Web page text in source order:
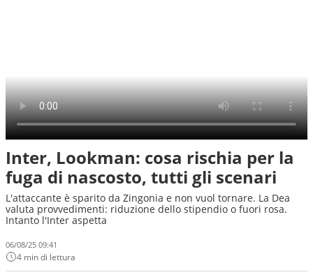
Inter, Lookman: cosa rischia per la
fuga di nascosto, tutti gli scenari
L'attaccante è sparito da Zingonia e non vuol tornare. La Dea
valuta provvedimenti: riduzione dello stipendio o fuori rosa.
Intanto l'Inter aspetta
06/08/25 09:41
4 min di lettura